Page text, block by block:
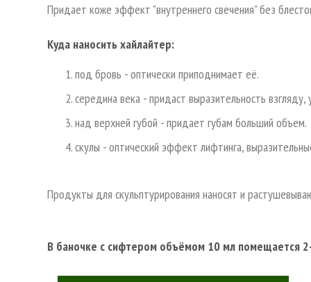
Придает коже эффект "внутреннего свечения" без
Куда наносить хайлайтер:
под бровь - оптически приподнимает её.
середина века - придаст выразительность
над верхней губой - придает губам больший объем.
скулы - оптический эффект лифтинга,
Продукты для скульптурирования наносят и
В баночке с сифтером объёмом 10 мл помещается